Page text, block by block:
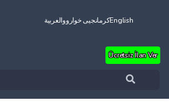
العربيةکرمانجیی خوارووEnglish
Ücretsiz İlan Ver